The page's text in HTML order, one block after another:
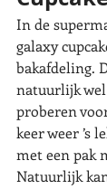
In de
galaxy
bakafdeling.
natuurlijk
proberen
keer weer ’s
met een pak
Natuurlijk